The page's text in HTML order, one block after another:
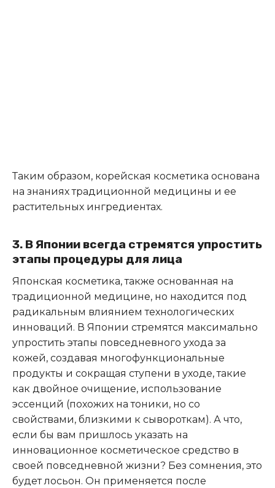
Таким образом, корейская косметика основана
на знаниях традиционной медицины и ее
растительных ингредиентах.
3. В Японии всегда стремятся упростить
этапы процедуры для лица
Японская косметика, также основанная на
традиционной медицине, но находится под
радикальным влиянием технологических
инноваций. В Японии стремятся максимально
упростить этапы повседневного ухода за
кожей, создавая многофункциональные
продукты и сокращая ступени в уходе, такие
как двойное очищение, использование
эссенций (похожих на тоники, но со
свойствами, близкими к сывороткам). А что,
если бы вам пришлось указать на
инновационное косметическое средство в
своей повседневной жизни? Без сомнения, это
будет лосьон. Он применяется после